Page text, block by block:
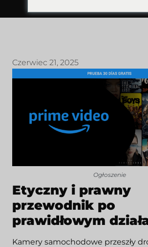
Czerwiec 21, 2025
Ogłoszenie
Etyczny i prawny
przewodnik po
prawidłowym
Kamery samochodowe przeszły